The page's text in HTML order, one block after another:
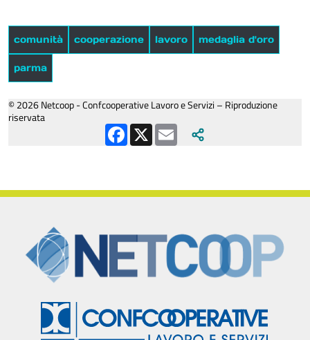
comunità cooperazione lavoro medaglia d'oro
parma
© 2026 Netcoop - Confcooperative Lavoro e Servizi – Riproduzione
riservata
Facebook
X Email